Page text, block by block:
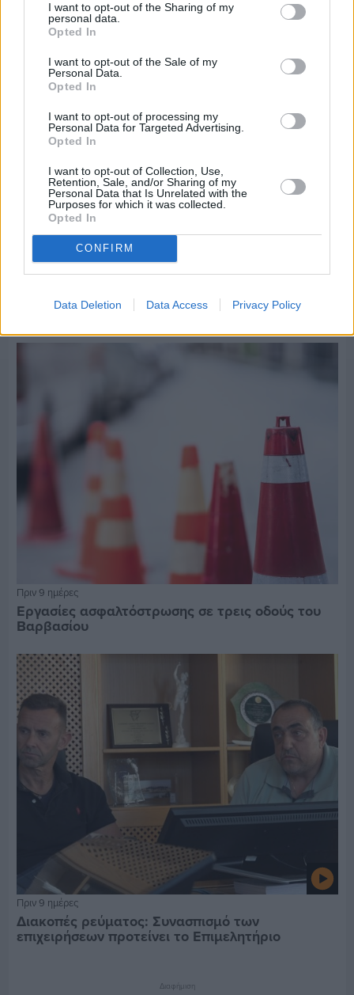
I want to opt-out of the Sharing of my
personal data.
Opted In
I want to opt-out of the Sale of my
Personal Data.
Opted In
I want to opt-out of processing my
Personal Data for Targeted Advertising.
Opted In
I want to opt-out of Collection, Use,
Retention, Sale, and/or Sharing of my
Personal Data that Is Unrelated with the
Purposes for which it was collected.
Opted In
CONFIRM
Data Deletion Data Access Privacy Policy
ομάδα του «Πολίτη»
Τρίτος στη σφαιροβολία στη διεθνή συνάντηση
Ελλάδας–Κύπρου Κ18 ο Δημήτρης Τέλλιος
Πριν 9 ημέρες
Εργασίες ασφαλτόστρωσης σε τρεις οδούς του
Βαρβασίου
Πριν 9 ημέρες
Διακοπές ρεύματος: Συνασπισμό των
επιχειρήσεων προτείνει το Επιμελητήριο
Διαφήμιση